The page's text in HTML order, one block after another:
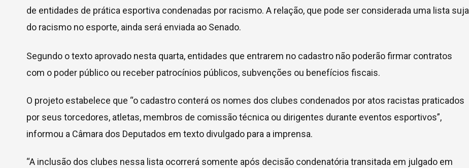
de entidades de prática esportiva condenadas por racismo. A relação, que pode ser considerada uma lista suja
do racismo no esporte, ainda será enviada ao Senado.
Segundo o texto aprovado nesta quarta, entidades que entrarem no cadastro não poderão firmar contratos
com o poder público ou receber patrocínios públicos, subvenções ou benefícios fiscais.
O projeto estabelece que “o cadastro conterá os nomes dos clubes condenados por atos racistas praticados
por seus torcedores, atletas, membros de comissão técnica ou dirigentes durante eventos esportivos”,
informou a Câmara dos Deputados em texto divulgado para a imprensa.
“A inclusão dos clubes nessa lista ocorrerá somente após decisão condenatória transitada em julgado em